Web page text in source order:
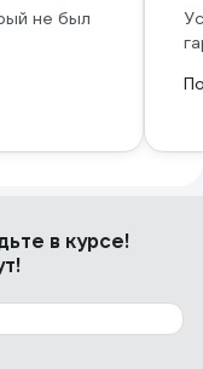
не был
в курсе!